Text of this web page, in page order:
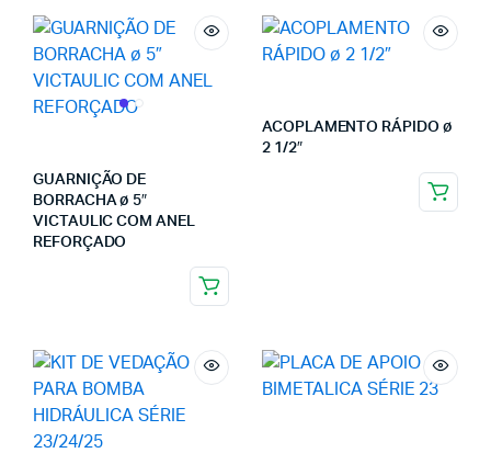
GUARNIÇÃO DE
BORRACHA ø 5″
VICTAULIC COM ANEL
REFORÇADO
ACOPLAMENTO RÁPIDO ø
2 1/2″